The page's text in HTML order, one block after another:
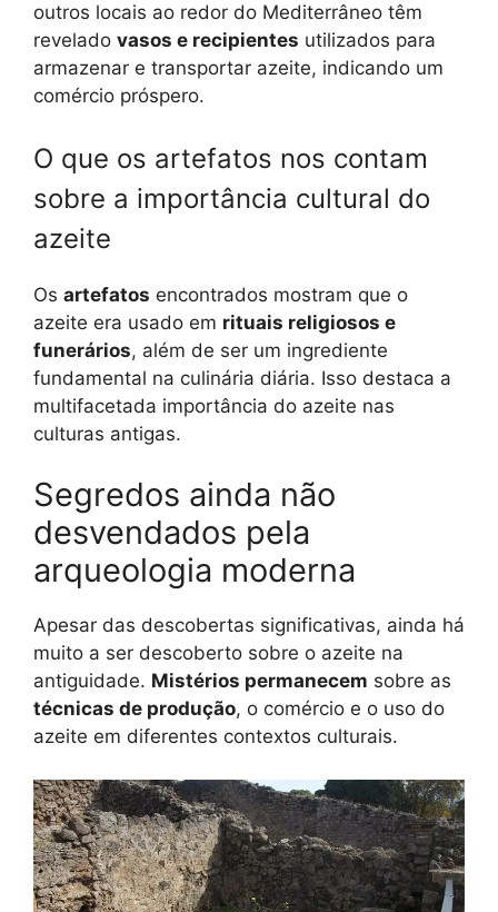
outros locais ao redor do Mediterrâneo têm
revelado vasos e recipientes utilizados para
armazenar e transportar azeite, indicando um
comércio próspero.
O que os artefatos nos contam
sobre a importância cultural do
azeite
Os artefatos encontrados mostram que o
azeite era usado em rituais religiosos e
funerários, além de ser um ingrediente
fundamental na culinária diária. Isso destaca a
multifacetada importância do azeite nas
culturas antigas.
Segredos ainda não
desvendados pela
arqueologia moderna
Apesar das descobertas significativas, ainda há
muito a ser descoberto sobre o azeite na
antiguidade. Mistérios permanecem sobre as
técnicas de produção, o comércio e o uso do
azeite em diferentes contextos culturais.